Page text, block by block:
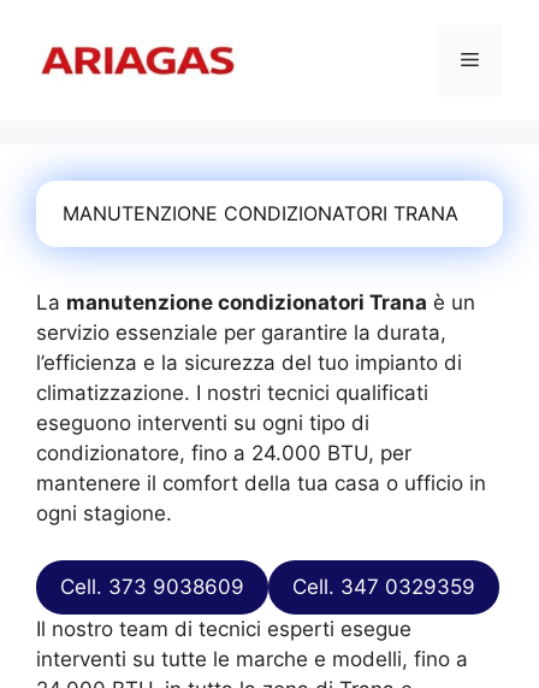
contenuto
Menu
MANUTENZIONE CONDIZIONATORI TRANA
La manutenzione condizionatori Trana è un
servizio essenziale per garantire la durata,
l’efficienza e la sicurezza del tuo impianto di
climatizzazione. I nostri tecnici qualificati
eseguono interventi su ogni tipo di
condizionatore, fino a 24.000 BTU, per
mantenere il comfort della tua casa o ufficio in
ogni stagione.
Cell. 373 9038609
Cell. 347 0329359
Il nostro team di tecnici esperti esegue
interventi su tutte le marche e modelli, fino a